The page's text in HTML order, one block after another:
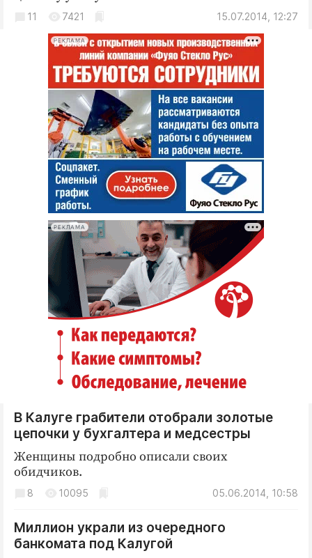
15.07.2014, 12:27
11 7421
РЕКЛАМА
РЕКЛАМА
В Калуге грабители отобрали золотые
цепочки у бухгалтера и медсестры
Женщины подробно описали своих
обидчиков.
05.06.2014, 10:58
8 10095
Миллион украли из очередного
банкомата под Калугой